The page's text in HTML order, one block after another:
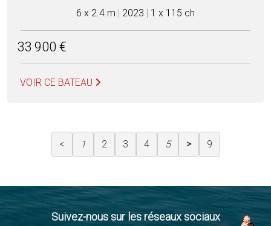
6 x 2.4 m | 2023 | 1 x 115 ch
33 900 €
VOIR CE BATEAU
< 1 2 3 4 5 > 9
Suivez-nous sur les réseaux sociaux